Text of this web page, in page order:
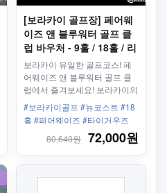
[보라카이 골프장] 페어웨
이즈 앤 블루워터 골프 클
럽 바우처 - 9홀 / 18홀 / 리
조트픽업드롭/골프채 선택
가능
보라카이 유일한 골프코스! 페
어웨이즈 앤 블루워터 골프 클
럽에서 즐겨보세요! 보라카이의
15%의 면적을 골프장으로 사용
하는 리조트!
#보라카이골프 #뉴코스트 #18
홀 #페어웨이즈 #타이거우즈
#1인라운딩 #바다전망
80,640원 72,000원